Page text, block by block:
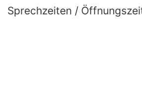
Sprechzeiten /